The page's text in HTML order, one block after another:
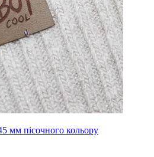
мм пісочного кольору